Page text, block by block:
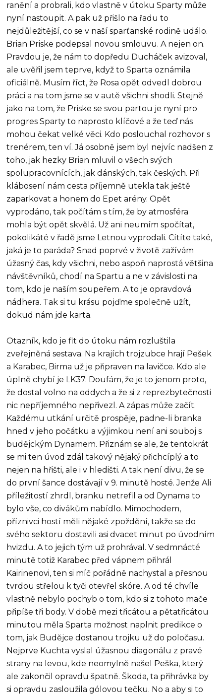
ranění a probrali, kdo vlastně v útoku Sparty může
nyní nastoupit. A pak už přišlo na řadu to
nejdůležitější, co se v naší sparťanské rodině událo.
Brian Priske podepsal novou smlouvu. A nejen on.
Pravdou je, že nám to dopředu Ducháček avizoval,
ale uvěřil jsem teprve, když to Sparta oznámila
oficiálně. Musím říct, že Rosa opět odvedl dobrou
práci a na tom jsme se v autě všichni shodli. Stejně
jako na tom, že Priske se svou partou je nyní pro
progres Sparty to naprosto klíčové a že teď nás
mohou čekat velké věci. Kdo poslouchal rozhovor s
trenérem, ten ví. Já osobně jsem byl nejvíc nadšen z
toho, jak hezky Brian mluvil o všech svých
spolupracovnících, jak dánských, tak českých. Při
klábosení nám cesta příjemně utekla tak ještě
zaparkovat a honem do Epet arény. Opět
vyprodáno, tak počítám s tím, že by atmosféra
mohla být opět skvělá. Už ani neumím spočítat,
pokolikáté v řadě jsme Letnou vyprodali. Cítíte také,
jaká je to paráda? Snad poprvé v životě zažívám
úžasný čas, kdy všichni, nebo aspoň naprostá většina
návštěvníků, chodí na Spartu a ne v závislosti na
tom, kdo je naším soupeřem. A to je opravdová
nádhera. Tak si tu krásu pojďme společně užít,
dokud nám jde karta.
Otazník, kdo je fit do útoku nám rozluštila
zveřejněná sestava. Na krajích trojzubce hrají Pešek
a Karabec, Birma už je připraven na lavičce. Kdo ale
úplně chybí je LK37. Doufám, že je to jenom proto,
že dostal volno na oddych a že si z reprezbytečnosti
nic nepříjemného nepřivezl. A zápas může začít.
Každému utkání určitě prospěje, padne-li branka
hned v jeho počátku a výjimkou není ani souboj s
budějckým Dynamem. Přiznám se ale, že tentokrát
se mi ten úvod zdál takový nějaký přichcíplý a to
nejen na hřišti, ale i v hledišti. A tak není divu, že se
do první šance dostávají v 9. minutě hosté. Jenže Ali
příležitostí zhrdl, branku netrefil a od Dynama to
bylo vše, co divákům nabídlo. Mimochodem,
příznivci hostí měli nějaké zpoždění, takže se do
svého sektoru dostavili asi dvacet minut po úvodním
hvizdu. A to jejich tým už prohrával. V sedmnácté
minutě totiž Karabec před vápnem přihrál
Kairinenovi, ten si míč pořádně nachystal a přesnou
tvrdou střelou k tyči otevřel skóre. A od té chvíle
vlastně nebylo pochyb o tom, kdo si z tohoto mače
připíše tři body. V době mezi třicátou a pětatřicátou
minutou měla Sparta možnost naplnit predikce o
tom, jak Budějce dostanou trojku už do poločasu.
Nejprve Kuchta vyslal úžasnou diagonálu z pravé
strany na levou, kde neomylně našel Peška, který
ale zakončil opravdu špatně. Škoda, ta přihrávka by
si opravdu zasloužila gólovou tečku. No a aby si to